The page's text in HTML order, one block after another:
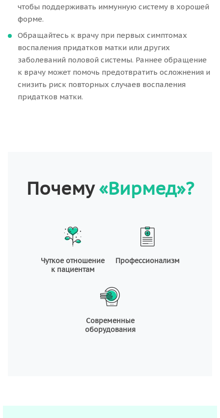
чтобы поддерживать иммунную систему в хорошей
форме.
Обращайтесь к врачу при первых симптомах
воспаления придатков матки или других
заболеваний половой системы. Раннее обращение
к врачу может помочь предотвратить осложнения и
снизить риск повторных случаев воспаления
придатков матки.
Почему«Вирмед»?
Чуткое отношение
к пациентам
Профессионализм
Современные
оборудования